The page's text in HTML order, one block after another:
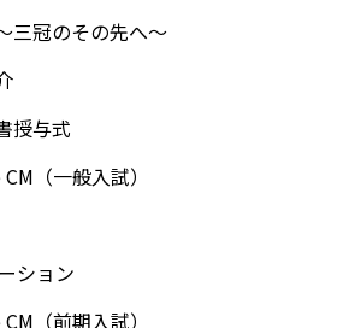
三冠のその先へ～
授与式
（一般入試）
ション
（前期入試）